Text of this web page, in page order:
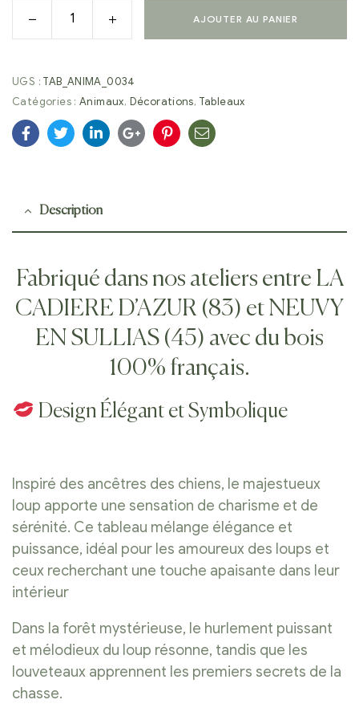
AJOUTER AU PANIER
UGS : TAB_ANIMA_0034
Catégories :Animaux, Décorations, Tableaux
Facebook
TwitterLinkedinGoogle+Pinterest
E-
Description
Fabriqué dans nos ateliers entre LA
CADIERE D’AZUR (83) et NEUVY
EN SULLIAS (45) avec du bois
100% français.
Design Élégant et Symbolique
Inspiré des ancêtres des chiens, le majestueux
loup apporte une sensation de charisme et de
sérénité. Ce tableau mélange élégance et
puissance, idéal pour les amoureux des loups et
ceux recherchant une touche apaisante dans leur
intérieur
Dans la forêt mystérieuse, le hurlement puissant
et mélodieux du loup résonne, tandis que les
louveteaux apprennent les premiers secrets de la
chasse.